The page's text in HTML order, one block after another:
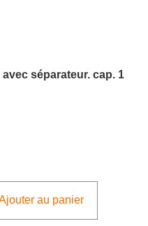
séparateur. cap. 1
au panier